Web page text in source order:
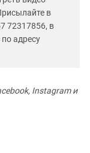
в
72317856, в
адресу
Instagram и